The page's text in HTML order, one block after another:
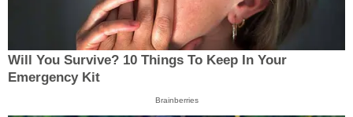
Will You Survive? 10 Things To Keep In Your
Emergency Kit
Brainberries